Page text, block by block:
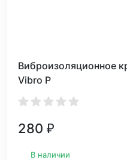
Виброизоляционное
Vibro P
280 ₽
В наличии